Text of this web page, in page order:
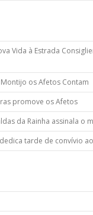
Vida à Estrada
os Afetos Contam
promove os Afetos
da Rainha assinala o
tarde de convívio